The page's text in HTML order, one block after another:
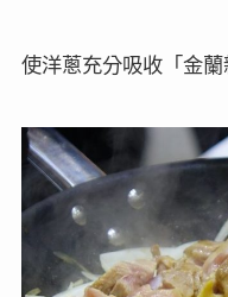
使洋蔥充分吸收「金